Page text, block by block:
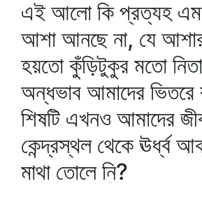
এই আলো কি প্রত্যহ
আশা আনছে না, যে
হয়তো কুঁড়িটুকুর মতো
অন্ধভাব আমাদের ভিতরে
শিষটি এখনও আমাদের
কেন্দ্রস্থল থেকে ঊর্ধ্ব
মাথা তোলে নি?